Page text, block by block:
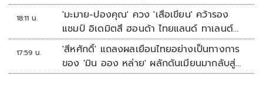
18:11 น.
'มะมาย-ปองคุณ' ควง 'เสือเขียน' คว้ารอง
แชมป์ อิเดมิตสึ ฮอนด้า ไทยแลนด์ ทาเลนต์
คัพ สนาม 3
17:59 น.
'สีหศักดิ์' แถลงผลเยือนไทยอย่างเป็นทางการ
ของ 'มิน ออง หล่าย' ผลักดันเมียนมากลับสู่
อาเซียน